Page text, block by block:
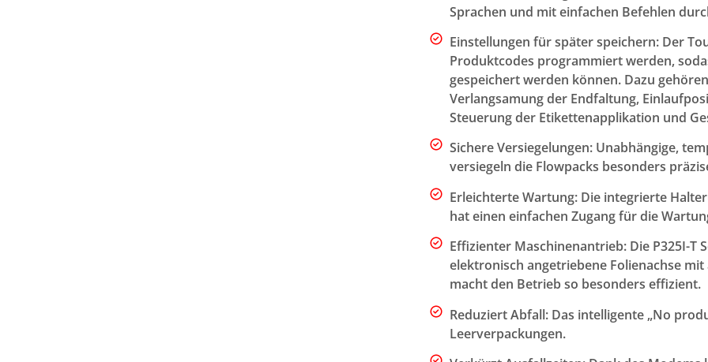
Sprachen und mit einfachen Befehlen
Einstellungen für später speichern: Der
Produktcodes programmiert werden,
gespeichert werden können. Dazu
Verlangsamung der Endfaltung,
Steuerung der Etikettenapplikation und
Sichere Versiegelungen: Unabhängige,
versiegeln die Flowpacks besonders
Erleichterte Wartung: Die integrierte
hat einen einfachen Zugang für die
Effizienter Maschinenantrieb: Die P325I-T
elektronisch angetriebene Folienachse
macht den Betrieb so besonders effizient.
Reduziert Abfall: Das intelligente „No
Leerverpackungen.